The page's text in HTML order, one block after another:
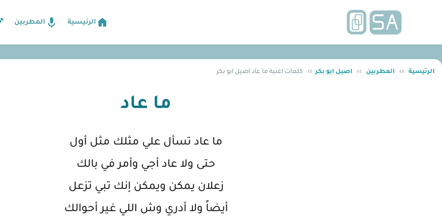
الرئيسية المطربين
الرئيسية ›› المطربين ›› اصيل ابو بكر ›› كلمات اغنية ما عاد اصيل ابو بكر
ما عاد
ما عاد تسأل علي مثلك مثل أول
حتى ولا عاد أجي وأمر في بالك
زعلان يمكن ويمكن إنك تبي تزعل
أيضاً ولا أدري وش اللي غير أحوالك